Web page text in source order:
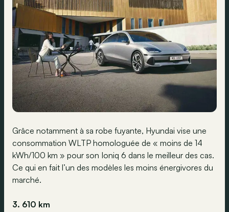
Grâce notamment à sa robe fuyante, Hyundai vise une
consommation WLTP homologuée de « moins de 14
kWh/100 km » pour son Ioniq 6 dans le meilleur des cas.
Ce qui en fait l’un des modèles les moins énergivores du
marché.
3. 610 km